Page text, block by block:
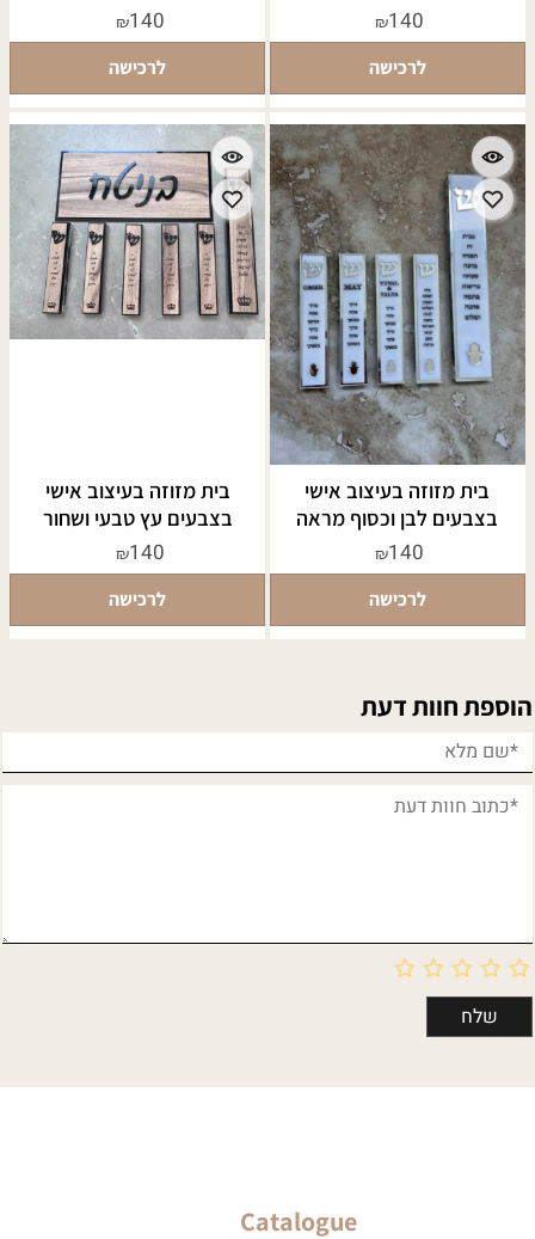
₪140
לרכישה
₪140
לרכישה
בית מזוזה בעיצוב אישי
בצבעים לבן וכסוף מראה
₪140
לרכישה
בית מזוזה בעיצוב אישי
בצבעים עץ טבעי ושחור
₪140
לרכישה
הוספת חוות דעת
Catalogue